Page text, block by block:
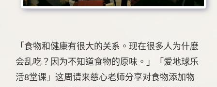
「食物和健康有很大的关系。现在很多人为什麽
会乱吃？因为不知道食物的原味。」「爱地球乐
活8堂课」这周请来慈心老师分享对食物添加物